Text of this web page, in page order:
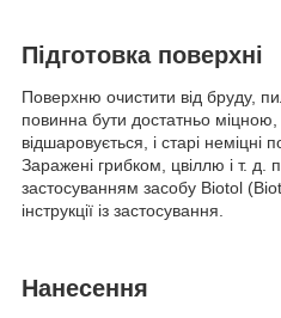
Підготовка поверхні
Поверхню очистити від бруду,
повинна бути достатньо
відшаровується, і старі неміцні
Заражені грибком, цвіллю і т. д.
застосуванням засобу Biotol
інструкції із застосування.
Нанесення